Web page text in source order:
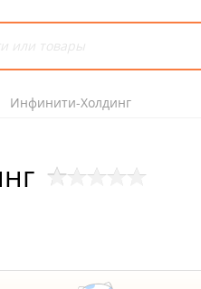
Инфинити-Холдинг